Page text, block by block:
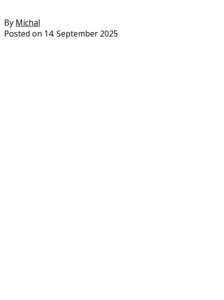
By Michal
Posted on 14. September 2025